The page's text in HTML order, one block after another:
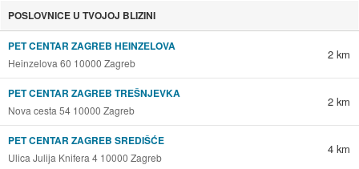
POSLOVNICE U TVOJOJ BLIZINI
PET CENTAR ZAGREB HEINZELOVA
Heinzelova 60 10000 Zagreb
2 km
PET CENTAR ZAGREB TREŠNJEVKA
Nova cesta 54 10000 Zagreb
2 km
PET CENTAR ZAGREB SREDIŠĆE
Ulica Julija Knifera 4 10000 Zagreb
4 km